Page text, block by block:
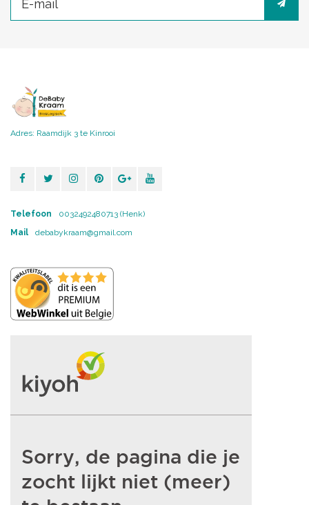
Adres: Raamdijk 3 te Kinrooi
Telefoon
0032492480713 (Henk)
Mail
debabykraam@gmail.com